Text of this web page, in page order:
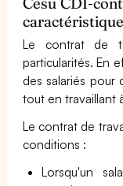
Le contrat de
particularités. En
des salariés pour
tout en travaillant
Le contrat de
conditions :
Lorsqu'un